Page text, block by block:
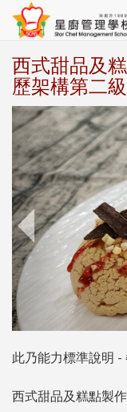
西式甜品及
歷架構第二
此乃能力標準說明 -
西式甜品及糕點製